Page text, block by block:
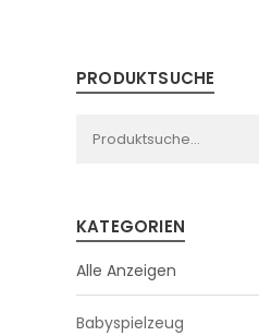
PRODUKTSUCHE
KATEGORIEN
Alle Anzeigen
Babyspielzeug